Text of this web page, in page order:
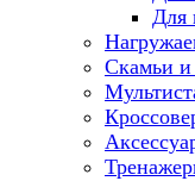
Для
Скамьи и